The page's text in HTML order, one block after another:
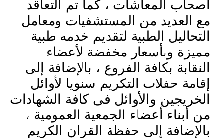
أصحاب المعاشات ، كما تم التعاقد
مع العديد من المستشفيات ومعامل
التحاليل الطبية لتقديم خدمه طبية
مميزة وبأسعار مخفضة لأعضاء
النقابة بكافة الفروع ، بالإضافة إلى
إقامة حفلات التكريم سنويا لأوائل
الخريجين والأوائل فى كافة الشهادات
من أبناء أعضاء الجمعية العمومية ،
بالإضافة إلى حفظة القران الكريم